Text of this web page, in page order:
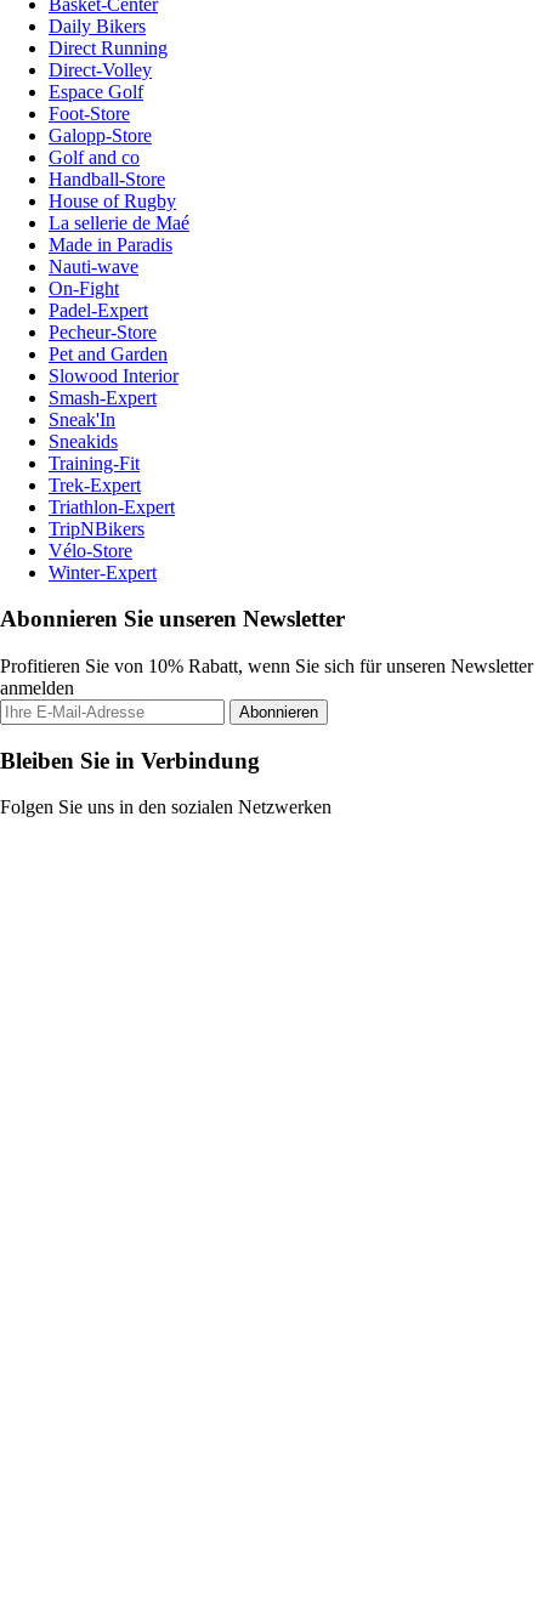
Daily Bikers
Direct Running
Direct-Volley
Espace Golf
Foot-Store
Galopp-Store
Golf and co
Handball-Store
House of Rugby
La sellerie de Maé
Made in Paradis
Nauti-wave
On-Fight
Padel-Expert
Pecheur-Store
Pet and Garden
Slowood Interior
Smash-Expert
Sneak'In
Sneakids
Training-Fit
Trek-Expert
Triathlon-Expert
TripNBikers
Vélo-Store
Winter-Expert
Abonnieren Sie unseren Newsletter
Profitieren Sie von 10% Rabatt, wenn Sie sich für unseren Newsletter
anmelden
Abonnieren
Bleiben Sie in Verbindung
Folgen Sie uns in den sozialen Netzwerken